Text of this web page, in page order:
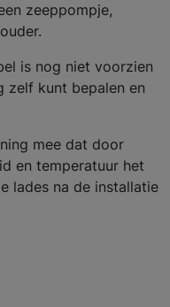
zeeppompje,
is nog niet voorzien
zelf kunt bepalen en
mee dat door
en temperatuur het
lades na de installatie